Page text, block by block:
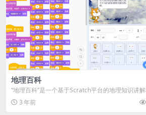
地理百科
“地理百科”是一个基于Scratch平台的地理知识讲
序。它以图文结合的方式，...
3 年前